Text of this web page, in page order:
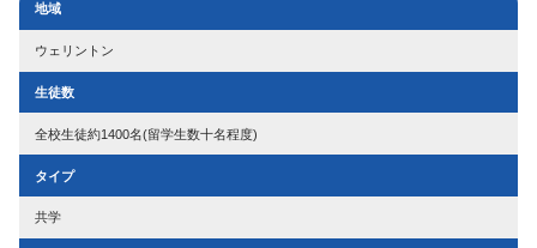
地域
ウェリントン
生徒数
全校生徒約1400名(留学生数十名程度)
タイプ
共学